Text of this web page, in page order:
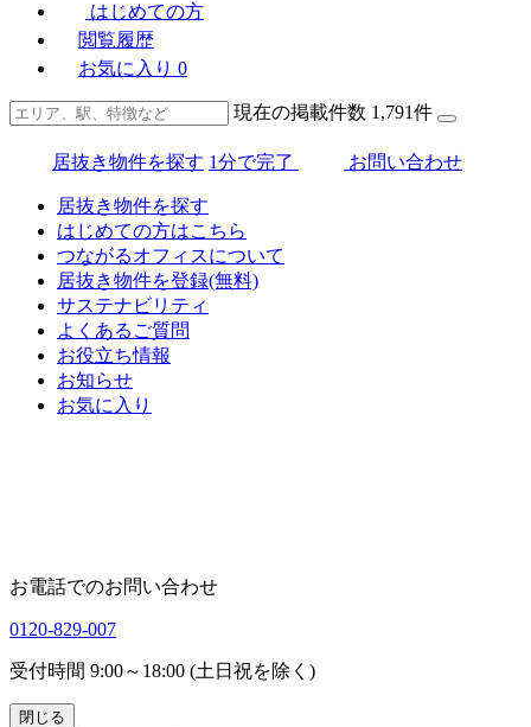
はじめての方
閲覧履歴
お気に入り 0
現在の掲載件数 1,791件
居抜き物件を探す 1分で完了 お問い合わせ
居抜き物件を探す
はじめての方はこちら
つながるオフィスについて
居抜き物件を登録(無料)
サステナビリティ
よくあるご質問
お役立ち情報
お知らせ
お気に入り
お電話でのお問い合わせ
0120-829-007
受付時間 9:00～18:00 (土日祝を除く)
閉じる